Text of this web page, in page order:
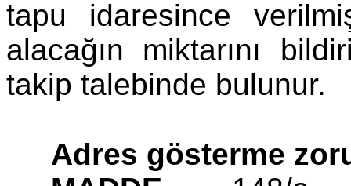
tapu idaresince
alacağın miktarını
takip talebinde bulunur.
Adres gösterme